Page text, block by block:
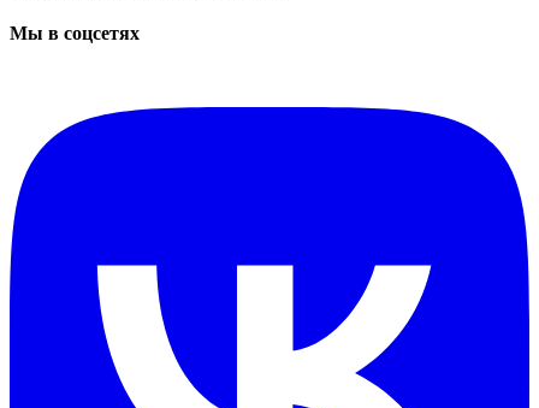
Мы в соцсетях